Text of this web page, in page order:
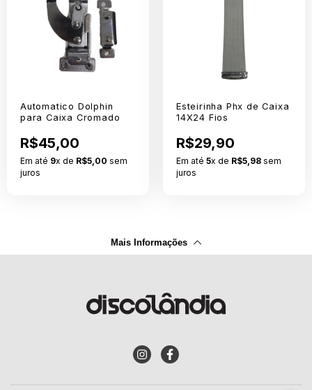
Automatico Dolphin
para Caixa Cromado
R$45,00
Em até 9x de R$5,00 sem
juros
Esteirinha Phx de Caixa
14X24 Fios
R$29,90
Em até 5x de R$5,98 sem
juros
Mais Informações